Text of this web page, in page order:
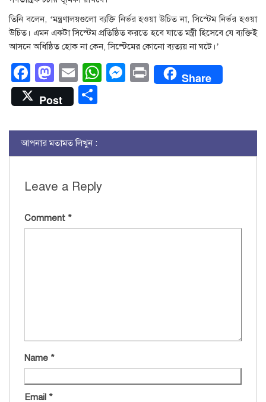
তিনি বলেন, ‘মন্ত্রণালয়গুলো ব্যক্তি নির্ভর হওয়া উচিত না, সিস্টেম নির্ভর হওয়া
উচিত। এমন একটা সিস্টেম প্রতিষ্ঠিত করতে হবে যাতে মন্ত্রী হিসেবে যে ব্যক্তিই
আসনে অধিষ্ঠিত হোক না কেন, সিস্টেমের কোনো ব্যত্যয় না ঘটে।’
Facebook
Mastodon
EmailWhatsApp
Messenger
PrintShare
Post
আপনার মতামত লিখুন :
Leave a Reply
Comment *
Name *
Email *